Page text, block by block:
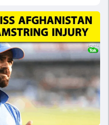
सुंदर के साथ प्लेइंग 11 में मौका
गिल विकेट की स्थिति को ध्यान में
यशस्वी जायसवाल, केएल राहुल,
हैं। यह टेस्ट मैच विश्व टेस्ट
टीम के लिए काफी महत्वपूर्ण
कप्तानी और हेड कोच गौतम